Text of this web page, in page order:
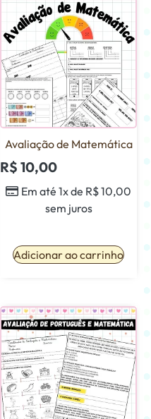
Avaliação de Matemática
R$ 10,00
Em até 1x de R$10,00
sem juros
Adicionar ao carrinho